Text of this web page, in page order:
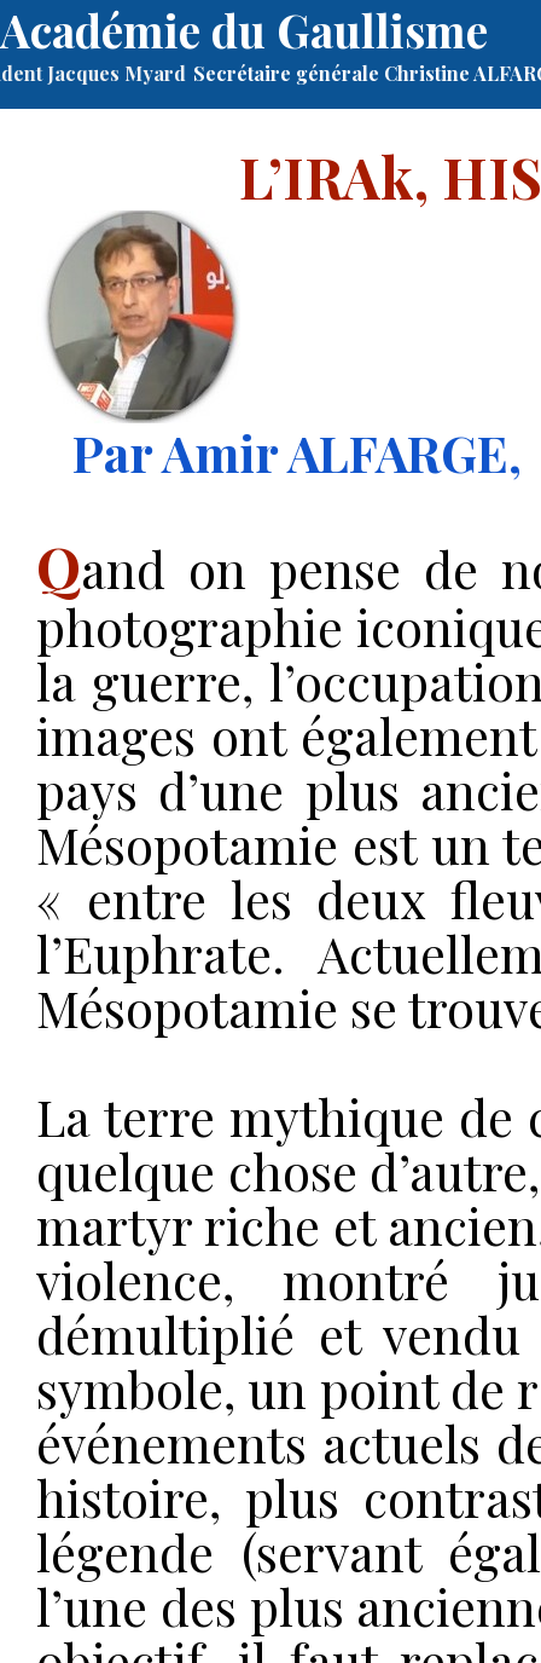
Académie du Gaullisme
Jacques Myard Secrétaire générale Christine
L’IRAk,
Par Amir ALFARGE,
Qand on pense de
photographie
la guerre,
images ont
pays d’une plus
Mésopotamie est un
« entre les deux
l’Euphrate.
Mésopotamie se
La terre mythique de
quelque chose
martyr riche et
violence, montré
démultiplié et
symbole, un point de
événements actuels
histoire, plus
légende (servant
l’une des plus